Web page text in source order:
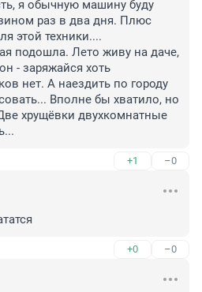
я обычную машину буду
раз в два дня. Плюс
этой техники....
подошла. Лето живу на даче,
- заряжайся хоть
нет. А наездить по городу
Вполне бы хватило, но
хрущёвки двухкомнатные
+1 –0
+0 –0